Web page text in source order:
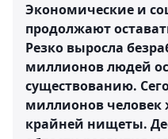
Экономические и
продолжают
Резко выросла
миллионов людей
существованию.
миллионов человек
крайней нищеты.